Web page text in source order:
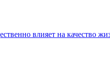
влияет на качество